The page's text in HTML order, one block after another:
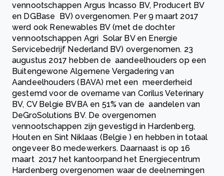
vennootschappen Argus Incasso BV, Producert BV
en DGBase BV) overgenomen. Per 9 maart 2017
werd ook Renewables BV (met de dochter
vennootschappen Agri Solar BV en Energie
Servicebedrijf Nederland BV) overgenomen. 23
augustus 2017 hebben de aandeelhouders op een
Buitengewone Algemene Vergadering van
Aandeelhouders (BAVA) met een meerderheid
gestemd voor de overname van Corilus Veterinary
BV, CV Belgie BVBA en 51% van de aandelen van
DeGroSolutions BV. De overgenomen
vennootschappen zijn gevestigd in Hardenberg,
Houten en Sint Niklaas (Belgie ) en hebben in totaal
ongeveer 80 medewerkers. Daarnaast is op 16
maart 2017 het kantoorpand het Energiecentrum
Hardenberg overgenomen waar de deelnemingen